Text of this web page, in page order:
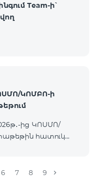
Team-ի՝
ԿՈՄԲՈ-ի
ից ԿՈՍՄՈ/
հատուկ
ՀՀ դրամ։
6 7 8 9